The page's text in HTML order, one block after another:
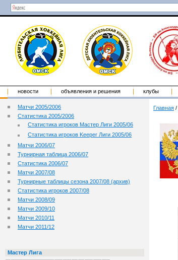
новости объявления и решения клубы
Матчи 2005/2006
Статистика 2005/2006
Статистика игроков Мастер Лиги 2005/06
Статистика игроков Keeper Лиги 2005/06
Матчи 2006/07
Турнирная таблица 2006/07
Статистика 2006/07
Матчи 2007/08
Турнирные таблицы сезона 2007/08 (архив)
Статистика игроков 2007/08
Матчи 2008/09
Матчи 2009/10
Матчи 2010/11
Матчи 2011/12
Мастер Лига
Главная /